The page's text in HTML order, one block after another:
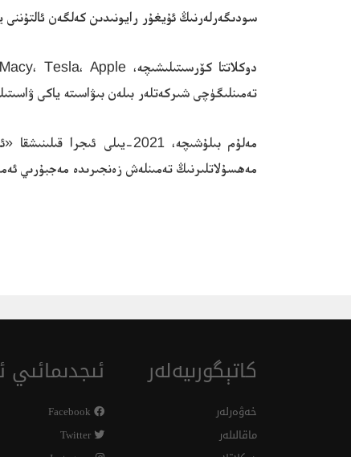
سودىگەرلەرنىڭ ئۇيغۇر رايونىدىن كەلگەن ئالتۇننى
تەمىنلىگۈچى شىركەتلەر بىلەن بىۋاسىتە ياكى
مەلۇم بىلۇشىچە، 2021-يىلى
مەھسۇلاتلىرنىڭ تەمىنلەش زەنجىرىدە مەجبۇرىي
كاتېگورىيەلەر
خەۋەرلەر
ماقالىلەر
ئىجدىمائىي